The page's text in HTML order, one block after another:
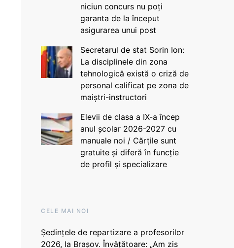
niciun concurs nu poți
garanta de la început
asigurarea unui post
Secretarul de stat Sorin Ion:
La disciplinele din zona
tehnologică există o criză de
personal calificat pe zona de
maiștri-instructori
Elevii de clasa a IX-a încep
anul școlar 2026-2027 cu
manuale noi / Cărțile sunt
gratuite și diferă în funcție
de profil și specializare
CELE MAI NOI
Ședințele de repartizare a profesorilor
2026, la Brașov. Învățătoare: „Am zis